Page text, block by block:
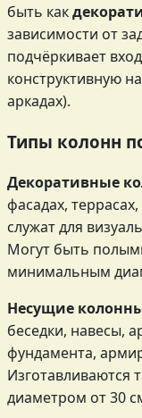
быть как
зависимости от
подчёркивает
конструктивную
аркадах).
Типы колонн
Декоративные
фасадах,
служат для
Могут быть
минимальным
Несущие
беседки, навесы,
фундамента,
Изготавливаются
диаметром от 30